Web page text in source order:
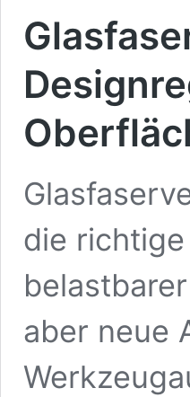
die
aber neue